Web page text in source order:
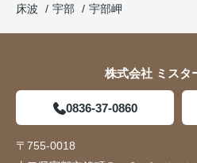
床波
宇部 宇部岬
株式会社 ミスタ
0836-37-0860
〒755-0018